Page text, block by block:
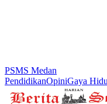
PSMS Medan
PendidikanOpiniGaya